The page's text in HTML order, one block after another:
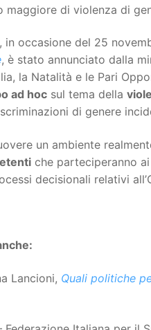
maggiore di violenza di
in occasione del 25
, è stato annunciato dalla
la Natalità e le Pari
ad hoc sul tema della
di genere
un ambiente
che parteciperanno
decisionali relativi
Lancioni, Quali politiche